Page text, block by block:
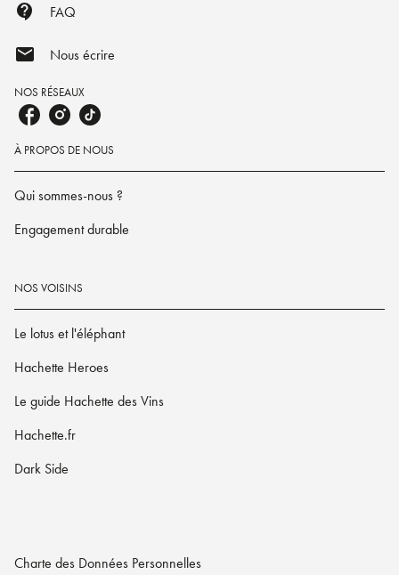
contact_support FAQ
mail Nous écrire
NOS RÉSEAUX
À PROPOS DE NOUS
Qui sommes-nous ?
Engagement durable
NOS VOISINS
Le lotus et l'éléphant
Hachette Heroes
Le guide Hachette des Vins
Hachette.fr
Dark Side
Charte des Données Personnelles